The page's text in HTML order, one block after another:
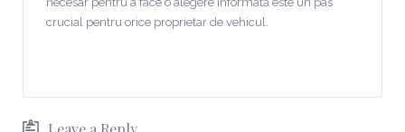
crucial pentru orice proprietar de vehicul.